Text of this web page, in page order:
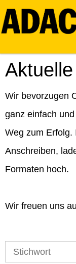
Wir bevorzugen
ganz einfach
Weg zum Erfolg.
Anschreiben,
Formaten hoch.
Wir freuen uns